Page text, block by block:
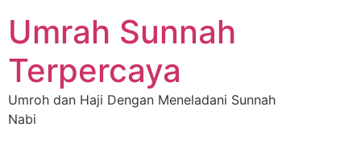
Umrah Sunnah
Terpercaya
Umroh dan Haji Dengan Meneladani Sunnah
Nabi